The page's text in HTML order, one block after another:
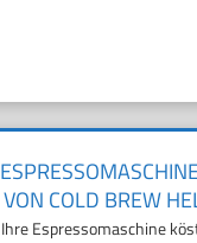
COLD BREW
Espressomaschine